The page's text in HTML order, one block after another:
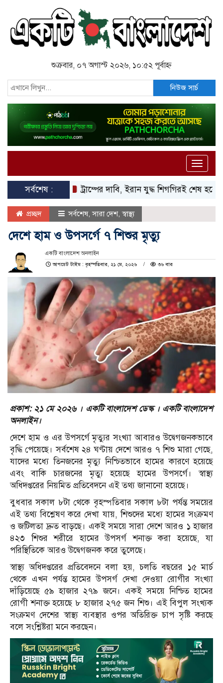
শুক্রবার, ০৭ অগাস্ট ২০২৬, ১০:৫২ পূর্বাহ্ন
নিউজ সার্চ
Toggle
সর্বশেষ :
ট্রাম্পের দাবি, ইরান যুদ্ধ শিগগিরই শেষ হবে
প্রচ্ছদ সর্বশেষ,সারা দেশ,স্বাস্থ্য
দেশে হাম ও উপসর্গে ৭ শিশুর মৃত্যু
একটি বাংলাদেশ অনলাইন
আপডেট টাইম : বৃহস্পতিবার, ২১ মে, ২০২৬
৩৬ বার
প্রকাশ: ২১ মে ২০২৬ । একটি বাংলাদেশ ডেস্ক । একটি বাংলাদেশ
অনলাইন।
দেশে হাম ও এর উপসর্গে মৃত্যুর সংখ্যা আবারও উদ্বেগজনকভাবে
বৃদ্ধি পেয়েছে। সর্বশেষ ২৪ ঘণ্টায় দেশে আরও ৭ শিশু মারা গেছে,
যাদের মধ্যে তিনজনের মৃত্যু নিশ্চিতভাবে হামের কারণে হয়েছে
এবং বাকি চারজনের মৃত্যু হয়েছে হামের উপসর্গে। স্বাস্থ্য
অধিদপ্তরের নিয়মিত প্রতিবেদনে এই তথ্য জানানো হয়েছে।
বুধবার সকাল ৮টা থেকে বৃহস্পতিবার সকাল ৮টা পর্যন্ত সময়ের
এই তথ্য বিশ্লেষণ করে দেখা যায়, শিশুদের মধ্যে হামের সংক্রমণ
ও জটিলতা দ্রুত বাড়ছে। একই সময়ে সারা দেশে আরও ১ হাজার
৪২৩ শিশুর শরীরে হামের উপসর্গ শনাক্ত করা হয়েছে, যা
পরিস্থিতিকে আরও উদ্বেগজনক করে তুলেছে।
স্বাস্থ্য অধিদপ্তরের প্রতিবেদনে বলা হয়, চলতি বছরের ১৫ মার্চ
থেকে এখন পর্যন্ত হামের উপসর্গ দেখা দেওয়া রোগীর সংখ্যা
দাঁড়িয়েছে ৫৯ হাজার ২৭৯ জনে। একই সময়ে নিশ্চিত হামের
রোগী শনাক্ত হয়েছে ৮ হাজার ২৭৫ জন শিশু। এই বিপুল সংখ্যক
সংক্রমণ দেশের স্বাস্থ্য ব্যবস্থার ওপর অতিরিক্ত চাপ সৃষ্টি করছে
বলে সংশ্লিষ্টরা মনে করছেন।